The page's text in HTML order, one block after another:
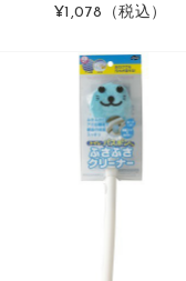
¥1,078 （税込）